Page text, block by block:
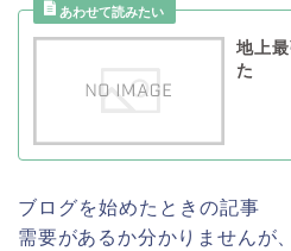
地上
た
ブログを始めたときの記事
需要があるか分かりませんが